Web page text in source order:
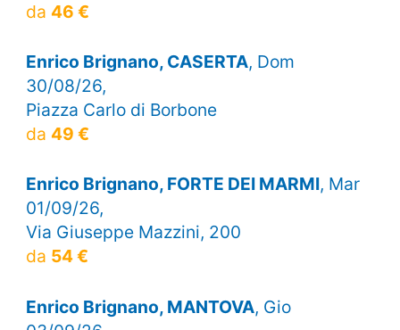
da 46 €
Enrico Brignano, CASERTA, Dom
30/08/26,
Piazza Carlo di Borbone
da 49 €
Enrico Brignano, FORTE DEI MARMI, Mar
01/09/26,
Via Giuseppe Mazzini, 200
da 54 €
Enrico Brignano, MANTOVA, Gio